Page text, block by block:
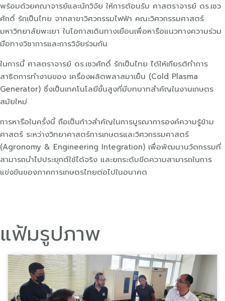
พร้อมด้วยคณาจารย์และนักวิจัย ให้การต้อนรับ ศาสตราจารย์ ดร.เชว
ศักดิ์ รักเป็นไทย จากสาขาวิศวกรรมไฟฟ้า คณะวิศวกรรมศาสตร์
มหาวิทยาลัยพะเยา ในโอกาสเดินทางเยือนเพื่อหารือแนวทางความร่วม
มือทางวิชาการและการวิจัยร่วมกัน
ในการนี้ ศาสตราจารย์ ดร.เชวศักดิ์ รักเป็นไทย ได้ให้เกียรติทำการ
สาธิตการทำงานของ เครื่องผลิตพลาสมาเย็น (Cold Plasma
Generator) ซึ่งเป็นเทคโนโลยีขั้นสูงที่มีบทบาทสำคัญในงานเกษตร
สมัยใหม่
การหารือในครั้งนี้ ถือเป็นก้าวสำคัญในการบูรณาการองค์ความรู้ข้าม
ศาสตร์ ระหว่างวิทยาศาสตร์การเกษตรและวิศวกรรมศาสตร์
(Agronomy & Engineering Integration) เพื่อพัฒนานวัตกรรมที่
สามารถนำไปประยุกต์ใช้ได้จริง และยกระดับขีดความสามารถในการ
แข่งขันของภาคการเกษตรไทยต่อไปในอนาคต
แฟ้มรูปภาพ